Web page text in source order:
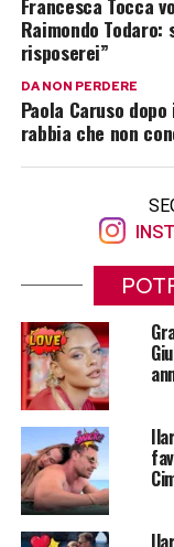
Raimondo
risposerei”
DA NON PERDERE
Paola Caruso
rabbia che non